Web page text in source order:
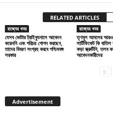
RELATED ARTICLES
রাজ্যের খবর
যেসব ভোটার ট্রাইব্যুনালে আবেদন
করেননি এবং পরিচয় গোপন করছেন,
তাদের বিবরণ সংগ্রহ করবে পশ্চিমবঙ্গ
সরকার
রাজ্যের খবর
তৃণমূল আমলের আরও
সার্টিফিকেট কি
কড়া স্ক্রুটিনি, তলব
আবেদনকারীদের
Advertisement